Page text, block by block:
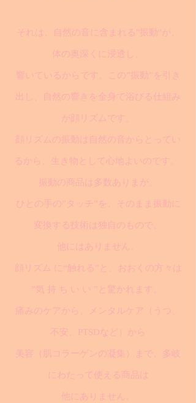
それは、自然の音に含まれる"振動"が、
体の奥深くに浸透し、
響いているからです。この”振動”を引き
出し、自然の響きを全身で浴びる仕組み
が顔リズムです。
顔リズムの振動は自然の音からとってい
るから、生き物として心地よいのです。
振動の商品は多数ありまが、
ひとの手の”タッチ”を、そのまま振動に
変換する技術は独自のもので、
他にはありません。
顔リズム に“触れる”と、おおくの方々は
”気 持 ち い い ”と驚かれます。
痛みのケアから、メンタルケア（うつ、
不安、PTSDなど）から
美容（肌コラーゲンの凝集）まで、多岐
にわたって使える商品は
他にありません。